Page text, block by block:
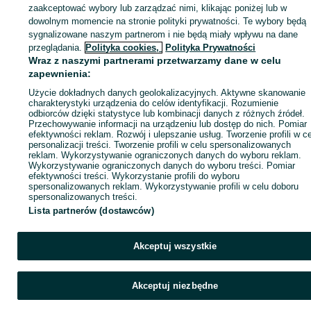
KATEGORIA
ID:1046672987 Wyświetlenia:
Zadzwoń / SMS
zaakceptować wybory lub zarządzać nimi, klikając poniżej lub w
dowolnym momencie na stronie polityki prywatności. Te wybory będą
sygnalizowane naszym partnerom i nie będą miały wpływu na dane
przeglądania. Polityka cookies, Polityka Prywatności
Wraz z naszymi partnerami przetwarzamy dane w celu
zapewnienia:
Użycie dokładnych danych geolokalizacyjnych. Aktywne skanowanie
charakterystyki urządzenia do celów identyfikacji. Rozumienie
odbiorców dzięki statystyce lub kombinacji danych z różnych źródeł.
Przechowywanie informacji na urządzeniu lub dostęp do nich. Pomiar
efektywności reklam. Rozwój i ulepszanie usług. Tworzenie profili w
personalizacji treści. Tworzenie profili w celu spersonalizowanych
reklam. Wykorzystywanie ograniczonych danych do wyboru reklam.
Wykorzystywanie ograniczonych danych do wyboru treści. Pomiar
efektywności treści. Wykorzystanie profili do wyboru
spersonalizowanych reklam. Wykorzystywanie profili w celu doboru
spersonalizowanych treści.
Lista partnerów (dostawców)
Akceptuj wszystkie
Akceptuj niezbędne